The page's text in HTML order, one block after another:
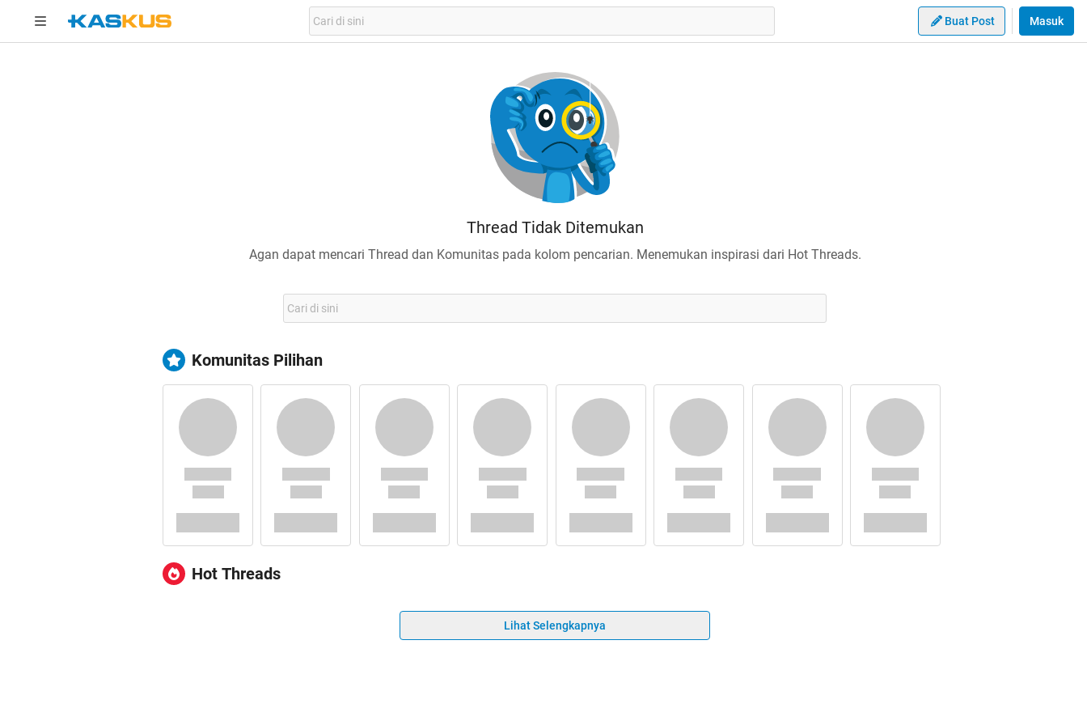
Buat Post Masuk
Thread Tidak Ditemukan
Agan dapat mencari Thread dan Komunitas pada kolom pencarian. Menemukan inspirasi dari Hot Threads.
Komunitas Pilihan
Hot Threads
Lihat Selengkapnya